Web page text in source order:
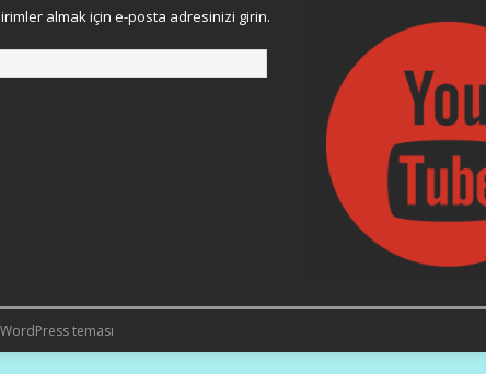
almak için e-posta adresinizi girin.
teması